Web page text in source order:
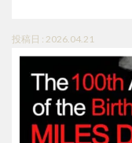
投稿日 : 2026.04.21